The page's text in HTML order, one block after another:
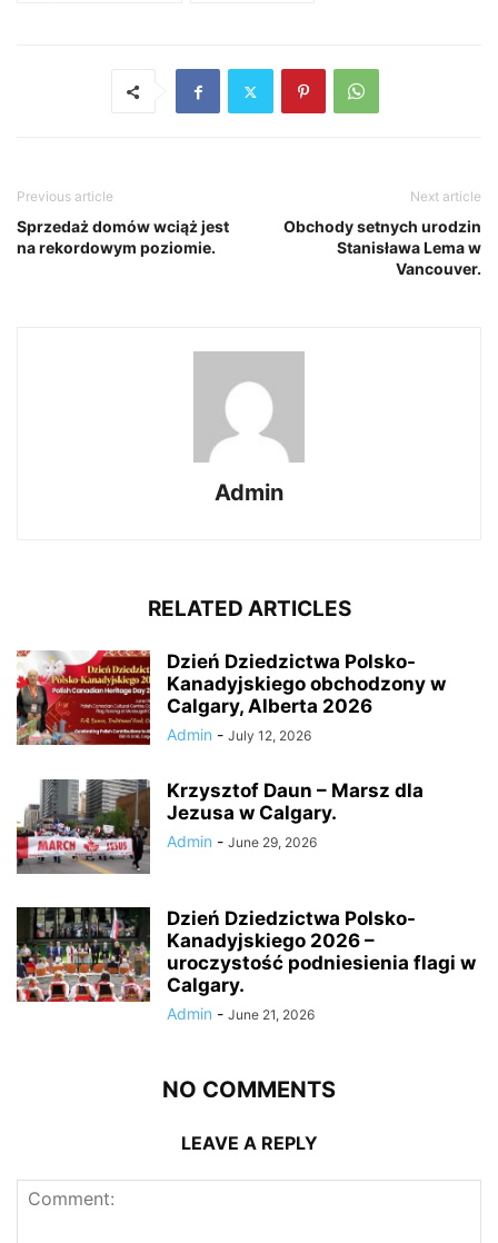
Previous article
Sprzedaż domów wciąż jest
na rekordowym poziomie.
Next article
Obchody setnych urodzin
Stanisława Lema w
Vancouver.
Admin
RELATED ARTICLES
Dzień Dziedzictwa Polsko-
Kanadyjskiego obchodzony w
Calgary, Alberta 2026
Admin - July 12, 2026
Krzysztof Daun – Marsz dla
Jezusa w Calgary.
Admin - June 29, 2026
Dzień Dziedzictwa Polsko-
Kanadyjskiego 2026 –
uroczystość podniesienia flagi w
Calgary.
Admin - June 21, 2026
NO COMMENTS
LEAVE A REPLY